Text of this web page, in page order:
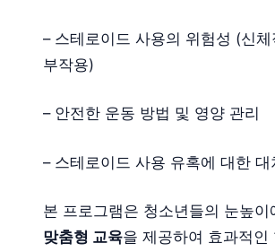
– 스테로이드 사용의 위험성 (신체
부작용)
– 안전한 운동 방법 및 영양 관리
– 스테로이드 사용 유혹에 대한 대
본 프로그램은 청소년들의 눈높이
맞춤형 교육을 제공하여 효과적인